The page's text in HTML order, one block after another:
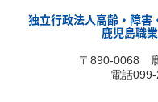
独立行政法人高齢・障
鹿児島職
〒890-0068
電話099-